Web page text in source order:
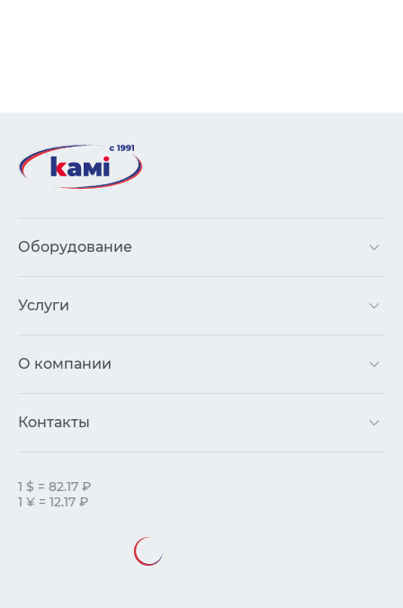
Оборудование
Услуги
О компании
Контакты
1 $ = 82.17 ₽
1 ¥ = 12.17 ₽